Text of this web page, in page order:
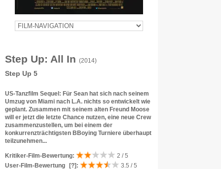
Step Up: All In (2014)
Step Up 5
US-Tanzfilm Sequel: Für Sean hat sich nach seinem
Umzug von Miami nach L.A. nichts so entwickelt wie
geplant. Zusammen mit seinem alten Freund Moose
will er jetzt die letzte Chance nutzen, eine neue Crew
zusammenzustellen, um bei einem der
konkurrenzträchtigsten BBoying Turniere überhaupt
teilzunehmen...
Kritiker-Film-Bewertung:
2 / 5
User-Film-Bewertung
[?] : 3.5 / 5